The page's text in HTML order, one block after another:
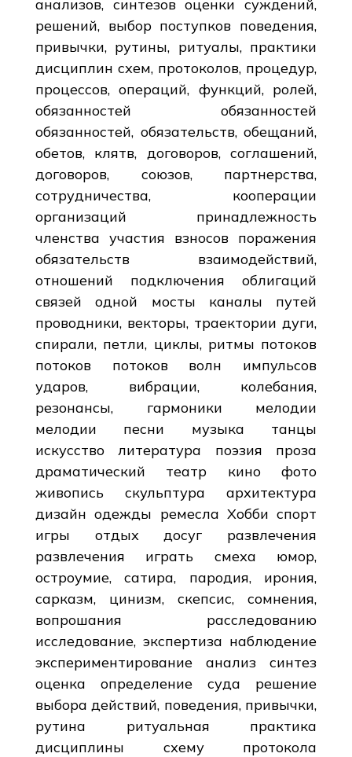
анализов, синтезов оценки суждений,
решений, выбор поступков поведения,
привычки, рутины, ритуалы, практики
дисциплин схем, протоколов, процедур,
процессов, операций, функций, ролей,
обязанностей обязанностей
обязанностей, обязательств, обещаний,
обетов, клятв, договоров, соглашений,
договоров, союзов, партнерства,
сотрудничества, кооперации
организаций принадлежность
членства участия взносов поражения
обязательств взаимодействий,
отношений подключения облигаций
связей одной мосты каналы путей
проводники, векторы, траектории дуги,
спирали, петли, циклы, ритмы потоков
потоков потоков волн импульсов
ударов, вибрации, колебания,
резонансы, гармоники мелодии
мелодии песни музыка танцы
искусство литература поэзия проза
драматический театр кино фото
живопись скульптура архитектура
дизайн одежды ремесла Хобби спорт
игры отдых досуг развлечения
развлечения играть смеха юмор,
остроумие, сатира, пародия, ирония,
сарказм, цинизм, скепсис, сомнения,
вопрошания расследованию
исследование, экспертиза наблюдение
экспериментирование анализ синтез
оценка определение суда решение
выбора действий, поведения, привычки,
рутина ритуальная практика
дисциплины схему протокола